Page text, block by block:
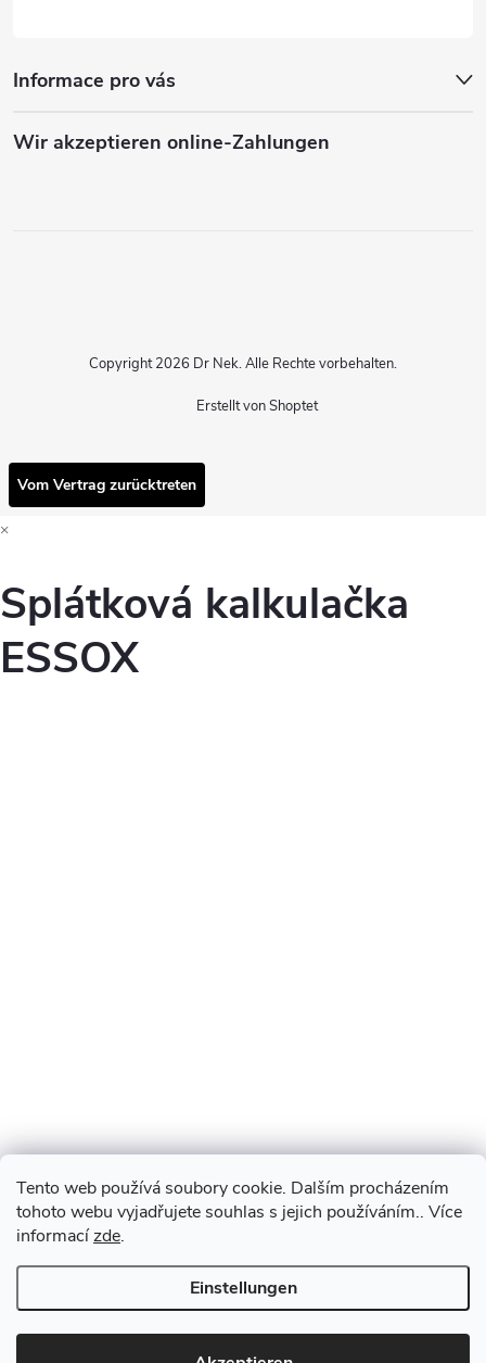
Tento web používá soubory cookie. Dalším procházením
tohoto webu vyjadřujete souhlas s jejich používáním.. Více
informacízde.
Einstellungen
Informace pro vás
Wir akzeptieren online-Zahlungen
Erstellt von Shoptet
Copyright 2026 Dr Nek. Alle Rechte vorbehalten.
Vom Vertrag zurücktreten
×
Splátková kalkulačka
ESSOX